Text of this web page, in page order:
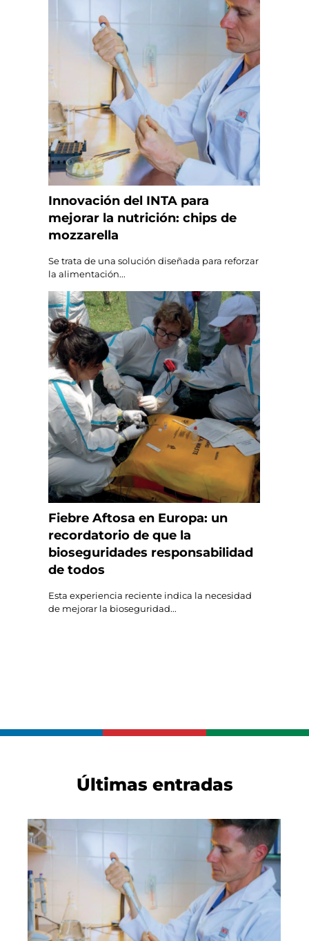
Innovación del INTA para
mejorar la nutrición: chips de
mozzarella
Se trata de una solución diseñada para reforzar
la alimentación...
Fiebre Aftosa en Europa: un
recordatorio de que la
bioseguridades responsabilidad
de todos
Esta experiencia reciente indica la necesidad
de mejorar la bioseguridad...
Últimas entradas